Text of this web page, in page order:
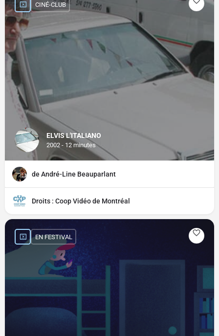
ELVIS L'ITALIANO
2002 - 12 minutes
CINÉ-CLUB
de André-Line Beauparlant
Droits : Coop Vidéo de Montréal
EN FESTIVAL